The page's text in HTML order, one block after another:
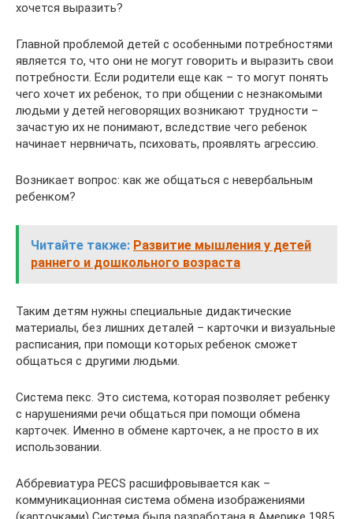
хочется выразить?
Главной проблемой детей с особенными потребностями
является то, что они не могут говорить и выразить свои
потребности. Если родители еще как – то могут понять
чего хочет их ребенок, то при общении с незнакомыми
людьми у детей неговорящих возникают трудности –
зачастую их не понимают, вследствие чего ребенок
начинает нервничать, психовать, проявлять агрессию.
Возникает вопрос: как же общаться с невербальным
ребенком?
Читайте также: Развитие мышления у детей
раннего и дошкольного возраста
Таким детям нужны специальные дидактические
материалы, без лишних деталей – карточки и визуальные
расписания, при помощи которых ребенок сможет
общаться с другими людьми.
Система пекс. Это система, которая позволяет ребенку
с нарушениями речи общаться при помощи обмена
карточек. Именно в обмене карточек, а не просто в их
использовании.
Аббревиатура PECS расшифровывается как –
коммуникационная система обмена изображениями